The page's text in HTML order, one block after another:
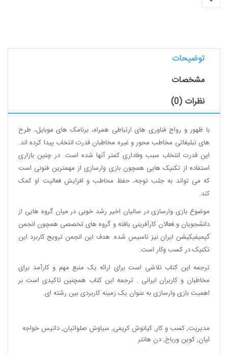
توضیحات
مشخصات
نظرات (0)
با ظهور و رواج فناوری های ارتباطی همراه، برنامک های موبایل، طرح
های تبلیغاتی مخاطب محور و غیره مخاطبان قدرت انتخاب پیدا کرده اند.
این قدرت انتخاب سبب وفاداری کمتر آنها شده است. در چنین بازاری
استفاده از تکنیک هایی همچون بازی وارسازی از مهمترین فنونی است
که می تواند به جلب توجه، حفظ مخاطب و افزایش فعالیت او کمک
کند.
موضوع بازی وارسازی در سالیان اخیر رشد خوبی در میان گروه هایی از
دانشجویان و فعالان کارآفرینی یافته و گروه های تخصصی همچون انجمن
گیمیفیکیشن ایران نیز تاسیس شده. هدف این انجمن ترویج کاربرد این
تکنیک در کسب وکار است.
ترجمه این کتاب تلاشی است برای ارائه یک منبع مهم و کارآمد برای
مخاطبان و کاربران ایرانی . ترجمه این کتاب همچنین تاکیدی است بر
اهمیت بازی وارسازی به عنوان یک زمینه کاربردی بین رشته ای.
مدیریت,کسب و کار,کیانوش کریمی, سیاوش صلواتیان,داتیس خواجه
ئیان,کوین ورباخ,دن هانتر